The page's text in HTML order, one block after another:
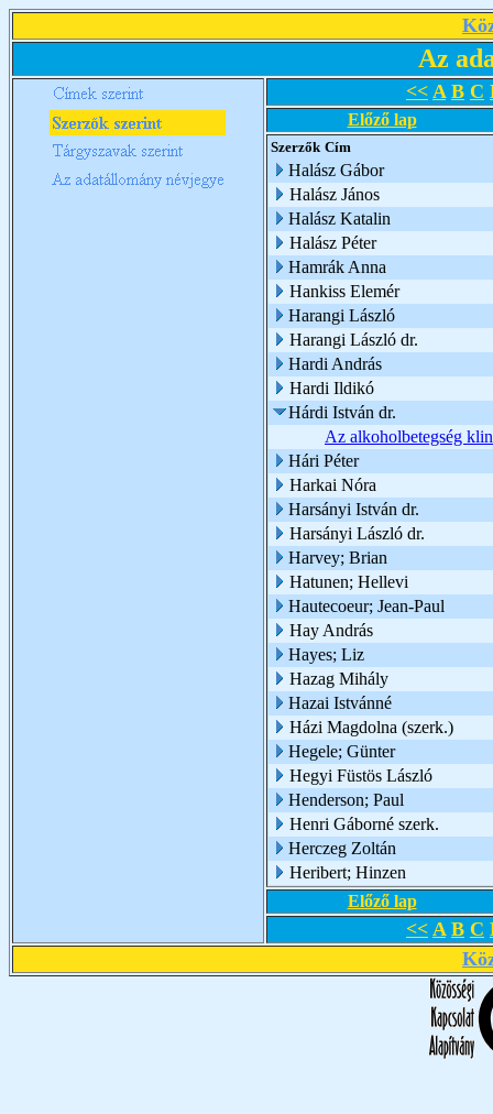
Az
<< A B C
Előző lap
Szerzők Cím
Halász Gábor
Halász János
Halász Katalin
Halász Péter
Hamrák Anna
Hankiss Elemér
Harangi László
Harangi László dr.
Hardi András
Hardi Ildikó
Hárdi István dr.
Az alkoholbetegség
Hári Péter
Harkai Nóra
Harsányi István dr.
Harsányi László dr.
Harvey; Brian
Hatunen; Hellevi
Hautecoeur; Jean-Paul
Hay András
Hayes; Liz
Hazag Mihály
Hazai Istvánné
Házi Magdolna (szerk.)
Hegele; Günter
Hegyi Füstös László
Henderson; Paul
Henri Gáborné szerk.
Herczeg Zoltán
Heribert; Hinzen
Előző lap
<< A B C